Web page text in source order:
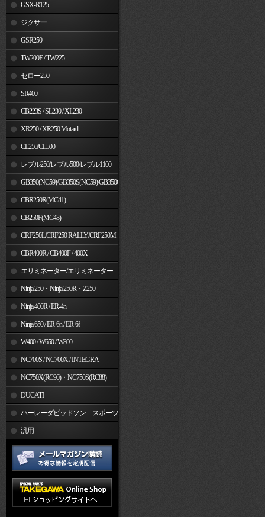
GSX-R125
ジクサー
GSR250
TW200E / TW225
セロー250
SR400
CB223S / SL230 / XL230
XR250 / XR250 Motard
CL250/CL500
レブル250/レブル500/レブル1100
GB350(NC59)/GB350S(NC59)/GB350C(NC64)
CBR250R(MC41)
CB250F(MC43)
CRF250L/CRF250 RALLY/CRF250M
CBR400R / CB400F / 400X
エリミネーター/エリミネーター
SE Ninja 250・Ninja 250R・Z250
Ninja 400R / ER-4n
Ninja 650 / ER-6n / ER-6f
W400 / W650 / W800
NC700S / NC700X / INTEGRA
NC750X(RC90)・NC750S(RC88)
DUCATI
ハーレーダビッドソン スポーツ
スター汎用